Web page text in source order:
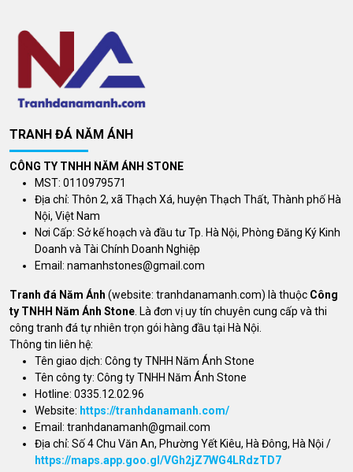
TRANH ĐÁ NĂM ÁNH
CÔNG TY TNHH NĂM ÁNH STONE
MST: 0110979571
Địa chỉ: Thôn 2, xã Thạch Xá, huyện Thạch Thất, Thành phố Hà
Nội, Việt Nam
Nơi Cấp: Sở kế hoạch và đầu tư Tp. Hà Nội, Phòng Đăng Ký Kinh
Doanh và Tài Chính Doanh Nghiệp
Email: namanhstones@gmail.com
Tranh đá Năm Ánh (website: tranhdanamanh.com) là thuộc Công
ty TNHH Năm Ánh Stone . Là đơn vị uy tín chuyên cung cấp và thi
công tranh đá tự nhiên trọn gói hàng đầu tại Hà Nội.
Thông tin liên hệ:
Tên giao dịch: Công ty TNHH Năm Ánh Stone
Tên công ty: Công ty TNHH Năm Ánh Stone
Hotline: 0335.12.02.96
Website: https://tranhdanamanh.com/
Email: tranhdanamanh@gmail.com
Địa chỉ: Số 4 Chu Văn An, Phường Yết Kiêu, Hà Đông, Hà Nội /
https://maps.app.goo.gl/VGh2jZ7WG4LRdzTD7